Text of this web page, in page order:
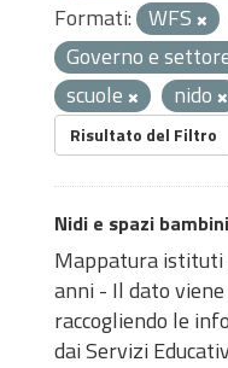
Formati: WFS
Governo e
scuole
nido
Risultato del Filtro
Nidi e spazi bambini
Mappatura istituti
anni - Il dato
raccogliendo le
dai Servizi